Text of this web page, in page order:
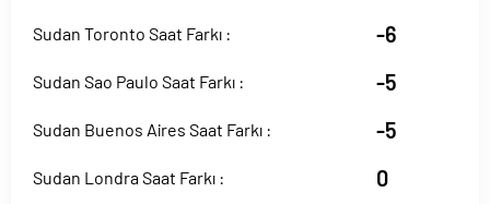
Sudan Toronto Saat Farkı : -6
Sudan Sao Paulo Saat Farkı : -5
Sudan Buenos Aires Saat Farkı : -5
Sudan Londra Saat Farkı : 0